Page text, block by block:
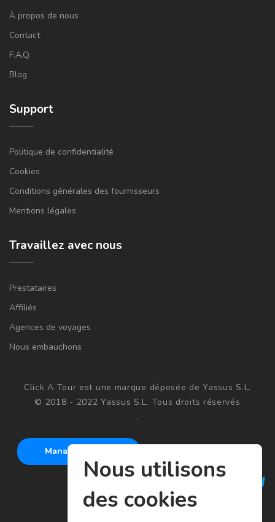
À propos de nous
Contact
F.A.Q.
Blog
Support
Politique de confidentialité
Cookies
Conditions générales des fournisseurs
Mentions légales
Travaillez avec nous
Prestataires
Affiliés
Agences de voyages
Nous embauchons
Click A Tour est une marque déposée de Yassus S.L.
© 2018 - 2022 Yassus S.L. Tous droits réservés
.
Manage cookies
Nous utilisons
des cookies